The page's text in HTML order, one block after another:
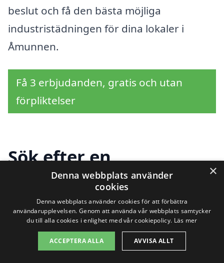
beslut och få den bästa möjliga
industristädningen för dina lokaler i
Åmunnen.
Få 3 erbjudanden, gratis och utan
förpliktelser
Sök efter en
professionell för
industristädning i
andra städer nära
Åmunnen
×
Denna webbplats använder
cookies
Denna webbplats använder cookies för att förbättra
användarupplevelsen. Genom att använda vår webbplats samtycker
du till alla cookies i enlighet med vår cookiepolicy. Läs mer
ACCEPTERA ALLA AVVISA ALLT